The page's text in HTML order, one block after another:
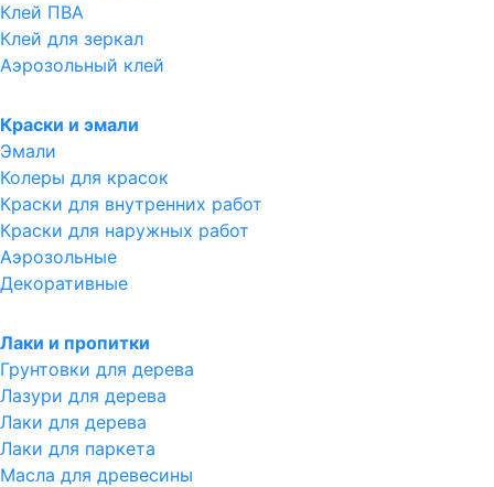
Клей ПВА
Клей для зеркал
Аэрозольный клей
Краски и эмали
Эмали
Колеры для красок
Краски для внутренних работ
Краски для наружных работ
Аэрозольные
Декоративные
Лаки и пропитки
Грунтовки для дерева
Лазури для дерева
Лаки для дерева
Лаки для паркета
Масла для древесины